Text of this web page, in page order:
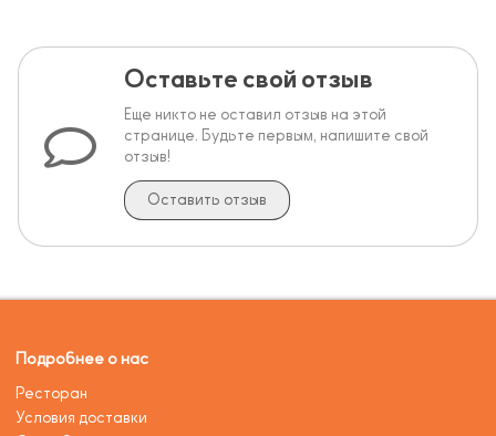
Оставьте свой отзыв
Еще никто не оставил отзыв на этой
странице. Будьте первым, напишите свой
отзыв!
Оставить отзыв
Подробнее о нас
Ресторан
Условия доставки